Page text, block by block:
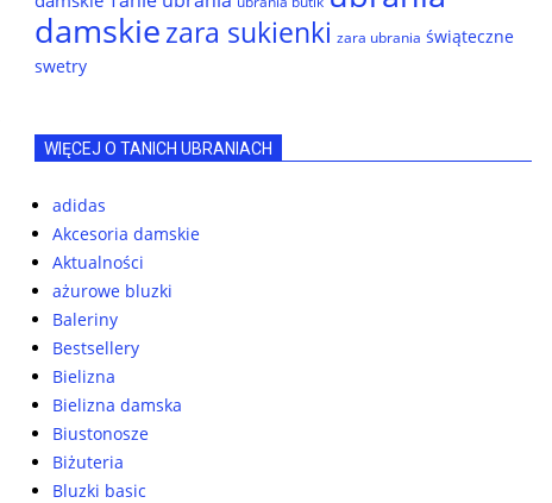
damskiezara sukienki zara ubrania świąteczne
swetry
WIĘCEJ O TANICH UBRANIACH
adidas
Akcesoria damskie
Aktualności
ażurowe bluzki
Baleriny
Bestsellery
Bielizna
Bielizna damska
Biustonosze
Biżuteria
Bluzki basic